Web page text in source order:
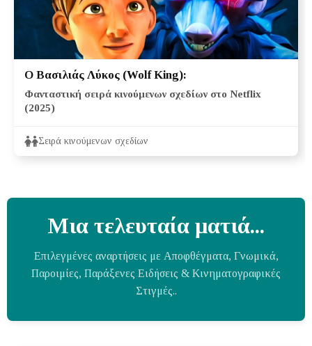
Ο Βασιλιάς Λύκος (Wolf King):
Φανταστική σειρά κινούμενων σχεδίων στο Netflix
(2025)
Σειρά κινούμενων σχεδίων
Μια τελευταία ματιά...
Επιλεγμένες αναρτήσεις με Αποφθέγματα, Γνωμικά,
Παροιμίες, Παράξενες Ειδήσεις & Κινηματογραφικές
Στιγμές..